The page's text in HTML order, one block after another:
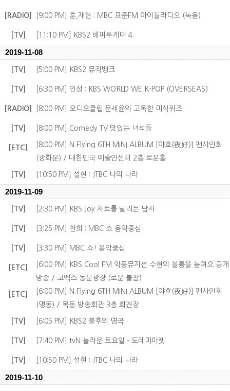
[RADIO] [9:00 PM] 훈,재현 : MBC 표준FM 아이돌라디오 (녹음)
[TV] [11:10 PM] KBS2 해피투게더 4
2019-11-08
[TV] [5:00 PM] KBS2 뮤직뱅크
[TV] [6:30 PM] 인성 : KBS WORLD WE K-POP (OVERSEAS)
[RADIO] [8:00 PM] 오디오클립 문세윤의 고독한 미식퀴즈
[TV] [8:00 PM] Comedy TV 맛있는 녀석들
[ETC]
[8:00 PM] N.Flying 6TH MINI ALBUM [야호(夜好)] 팬사인회
(광화문) / 대한민국 예술인센터 2층 로운홀
[TV] [10:50 PM] 설현 : JTBC 나의 나라
2019-11-09
[TV] [2:30 PM] KBS Joy 차트를 달리는 남자
[TV] [3:25 PM] 찬희 : MBC 쇼 음악중심
[TV] [3:30 PM] MBC 쇼! 음악중심
[ETC]
[6:00 PM] KBS Cool FM 악동뮤지션 수현의 볼륨을 높여요 공개
방송 / 코엑스 동문광장 (로운 불참)
[ETC]
[6:00 PM] N.Flying 6TH MINI ALBUM [야호(夜好)] 팬사인회
(명동) / 목동 방송회관 3층 회견장
[TV] [6:05 PM] KBS2 불후의 명곡
[TV] [7:40 PM] tvN 놀라운 토요일 - 도레미마켓
[TV] [10:50 PM] 설현 : JTBC 나의 나라
2019-11-10